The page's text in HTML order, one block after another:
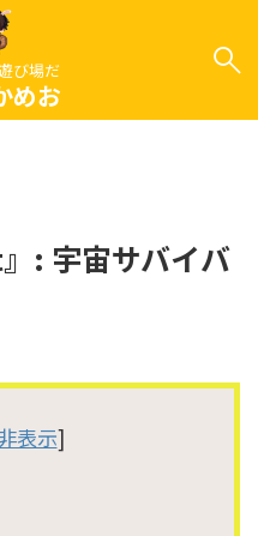
び場だ
めお
: 宇宙サバイバ
表示]